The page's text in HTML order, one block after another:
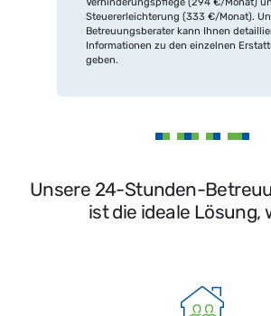
Steuererleichterung (333 €/Monat).
Betreuungsberater kann Ihnen
Informationen zu den einzelnen
geben.
Unsere 24-Stunden-
ist die ideale Lösung,